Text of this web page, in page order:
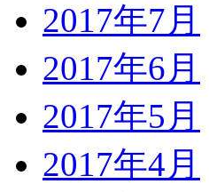
2017年7月
2017年6月
2017年5月
2017年4月